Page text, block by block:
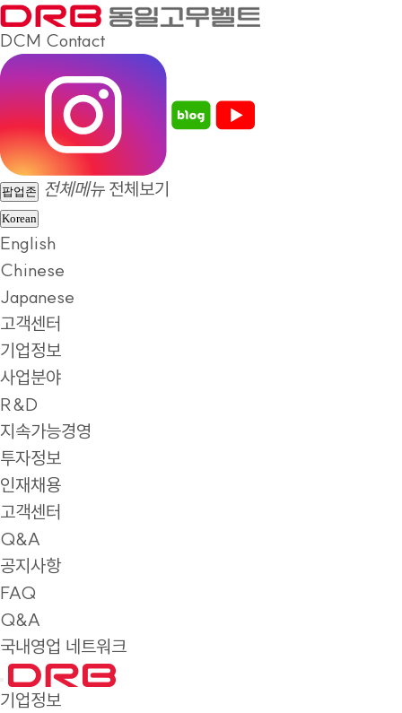
DCM Contact
팝업존 전체메뉴 전체보기
Korean
English
Chinese
Japanese
고객센터
기업정보
사업분야
R&D
지속가능경영
투자정보
인재채용
고객센터
Q&A
공지사항
FAQ
Q&A
국내영업 네트워크
기업정보